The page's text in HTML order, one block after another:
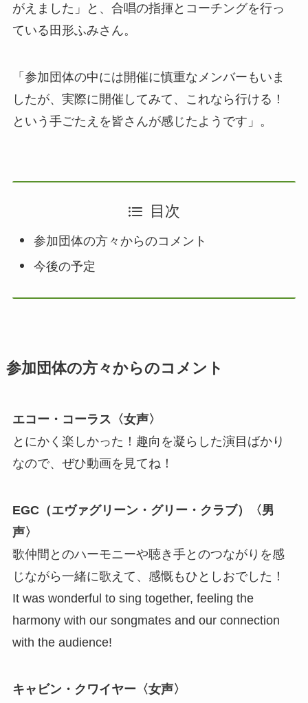
がえました」と、合唱の指揮とコーチングを行っ
ている田形ふみさん。
「参加団体の中には開催に慎重なメンバーもいま
したが、実際に開催してみて、これなら行ける！
という手ごたえを皆さんが感じたようです」。
目次
参加団体の方々からのコメント
今後の予定
参加団体の方々からのコメント
エコー・コーラス〈女声〉
とにかく楽しかった！趣向を凝らした演目ばかり
なので、ぜひ動画を見てね！
EGC（エヴァグリーン・グリー・クラブ）〈男
声〉
歌仲間とのハーモニーや聴き手とのつながりを感
じながら一緒に歌えて、感慨もひとしおでした！
It was wonderful to sing together, feeling the
harmony with our songmates and our connection
with the audience!
キャビン・クワイヤー〈女声〉